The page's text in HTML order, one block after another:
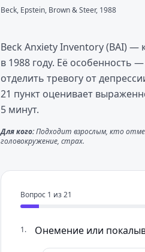
Beck, Epstein, Brown & Steer, 1988
Beck Anxiety Inventory (BAI) —
в 1988 году. Её особенность
отделить тревогу от
21 пункт оценивает
5 минут.
Для кого:Подходит взрослым, кто
головокружение, страх.
Вопрос 1 из21
1. Онемение или